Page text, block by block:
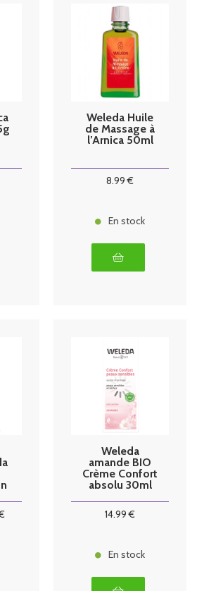
Weleda Huile
de Massage à
l’Arnica 50ml
8.99 €
En stock
Weleda
amande BIO
Crème Confort
absolu 30ml
14.99 €
En stock